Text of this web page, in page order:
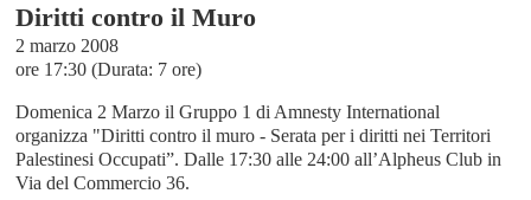
Diritti contro il Muro
2 marzo 2008
ore 17:30 (Durata: 7 ore)
Domenica 2 Marzo il Gruppo 1 di Amnesty International
organizza "Diritti contro il muro - Serata per i diritti nei Territori
Palestinesi Occupati”. Dalle 17:30 alle 24:00 all’Alpheus Club in
Via del Commercio 36.